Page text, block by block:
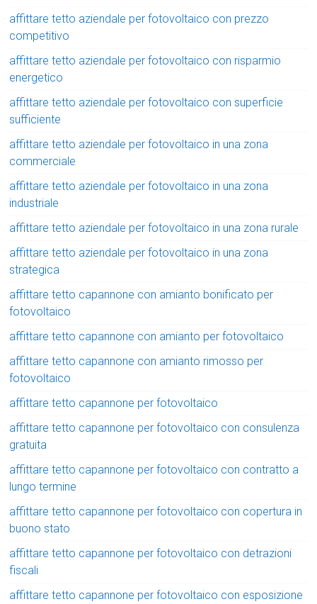
affittare tetto aziendale per fotovoltaico con prezzo
competitivo
affittare tetto aziendale per fotovoltaico con risparmio
energetico
affittare tetto aziendale per fotovoltaico con superficie
sufficiente
affittare tetto aziendale per fotovoltaico in una zona
commerciale
affittare tetto aziendale per fotovoltaico in una zona
industriale
affittare tetto aziendale per fotovoltaico in una zona rurale
affittare tetto aziendale per fotovoltaico in una zona
strategica
affittare tetto capannone con amianto bonificato per
fotovoltaico
affittare tetto capannone con amianto per fotovoltaico
affittare tetto capannone con amianto rimosso per
fotovoltaico
affittare tetto capannone per fotovoltaico
affittare tetto capannone per fotovoltaico con consulenza
gratuita
affittare tetto capannone per fotovoltaico con contratto a
lungo termine
affittare tetto capannone per fotovoltaico con copertura in
buono stato
affittare tetto capannone per fotovoltaico con detrazioni
fiscali
affittare tetto capannone per fotovoltaico con esposizione